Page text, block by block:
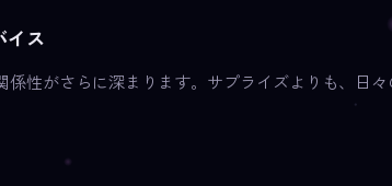
イス
性がさらに深まります。サプライズよりも、日々